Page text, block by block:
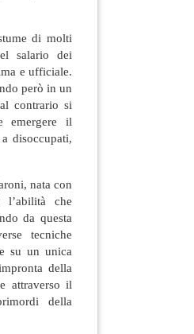
di molti
salario dei
e ufficiale.
però in un
contrario si
emergere il
disoccupati,
nata con
l’abilità che
da questa
tecniche
su un unica
della
attraverso il
della